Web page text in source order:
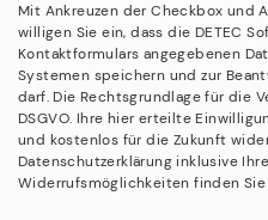
Mit Ankreuzen der Checkbox und
willigen Sie ein, dass die DETEC
Kontaktformulars angegebenen
Systemen speichern und zur
darf. Die Rechtsgrundlage für die
DSGVO. Ihre hier erteilte
und kostenlos für die Zukunft
Datenschutzerklärung inklusive
Widerrufsmöglichkeiten finden